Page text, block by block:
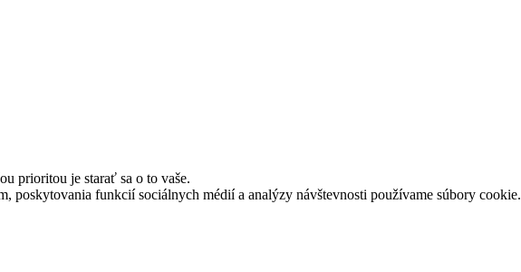
prioritou je starať sa o to vaše.
poskytovania funkcií sociálnych médií a analýzy návštevnosti používame súbory cookie.